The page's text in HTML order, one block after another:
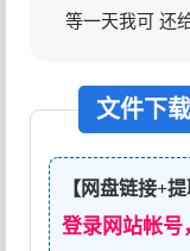
等一天我可 还
文件下载
【网盘链接+提
登录网站帐号